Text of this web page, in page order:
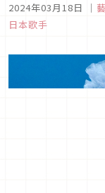
洲巡迴演唱會，
歌們飄洋過海在大
2024年03月18日 ｜
日本歌手